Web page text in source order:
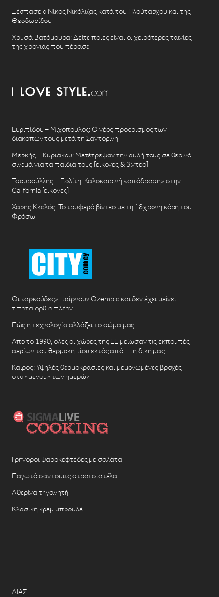
Ξέσπασε ο Νίκος Νικόλιζας κατά του Πλούταρχου και της
Θεοδωρίδου
Χρυσά Βατόμουρα: Δείτε ποιες είναι οι χειρότερες ταινίες
της χρονιάς που πέρασε
Ευριπίδου – Μιχόπουλος: Ο νέος προορισμός των
διακοπών τους μετά τη Σαντορίνη
Μερκής – Κυριάκου: Μετέτρεψαν την αυλή τους σε θερινό
σινεμά για τα παιδιά τους [εικόνες & βίντεο]
Τσουρούλλης – Γιολίτη: Καλοκαιρινή «απόδραση» στην
California [εικόνες]
Χάρης Κκολός: Το τρυφερό βίντεο με τη 18χρονη κόρη του
Φρόσω
Οι «αρκούδες» παίρνουν Ozempic και δεν έχει μείνει
τίποτα όρθιο πλέον
Πώς η τεχνολογία αλλάζει το σώμα μας
Από το 1990, όλες οι χώρες της ΕΕ μείωσαν τις εκπομπές
αερίων του θερμοκηπίου εκτός από… τη δική μας
Καιρός: Υψηλές θερμοκρασίες και μεμονωμένες βροχές
στο «μενού» των ημερών
Γρήγοροι ψαροκεφτέδες με σαλάτα
Παγωτό σάντουιτς στρατσιατέλα
Αθερίνα τηγανητή
Κλασική κρεμ μπρουλέ
ΔΙΑΣ